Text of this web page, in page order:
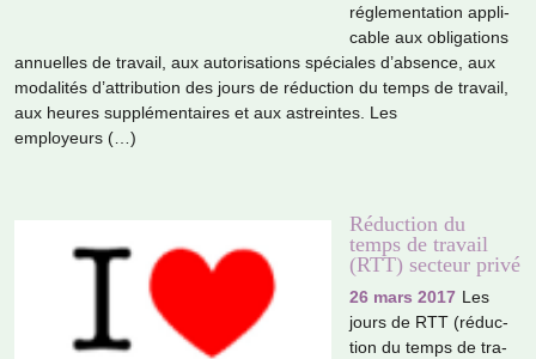
régle­men­ta­tion appli­
ca­ble aux obli­ga­tions
annuel­les de tra­vail, aux auto­ri­sa­tions spé­cia­les d’absence, aux
moda­li­tés d’attri­bu­tion des jours de réduc­tion du temps de tra­vail,
aux heures sup­plé­men­tai­res et aux astrein­tes. Les
employeurs (…)
Réduction du
temps de travail
(RTT) secteur privé
26 mars 2017 Les
jours de RTT (réduc­
tion du temps de tra­